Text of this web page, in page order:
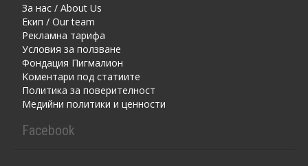
За нас / About Us
Екип / Our team
Рекламна тарифа
Условия за ползване
Фондация Пигмалион
Kоментaри под статиите
Политика за поверителност
Медийни политики и ценности
Facebook